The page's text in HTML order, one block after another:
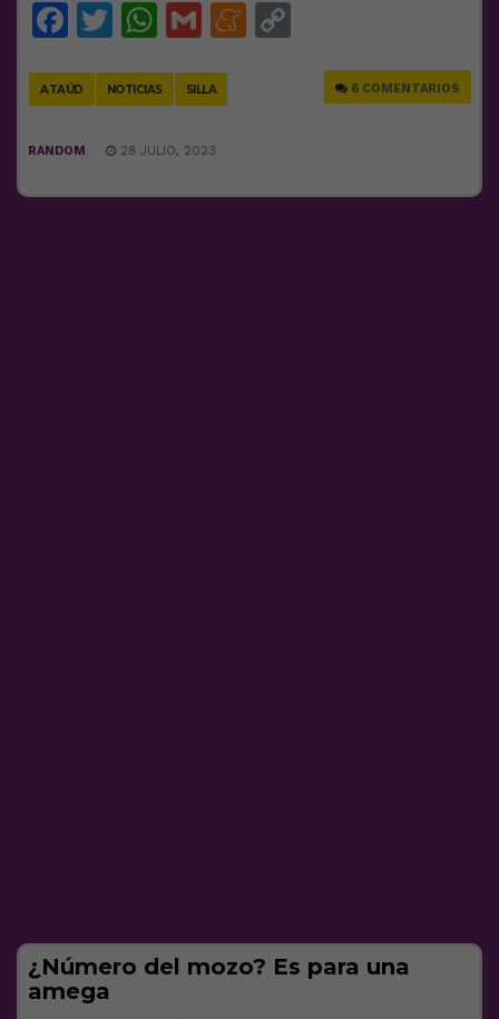
Facebook
Twitter
WhatsApp
GmailMeneame
ATAÚD NOTICIAS SILLA 6 COMENTARIOS
RANDOM 28 JULIO, 2023
¿Número del mozo? Es para una
amega